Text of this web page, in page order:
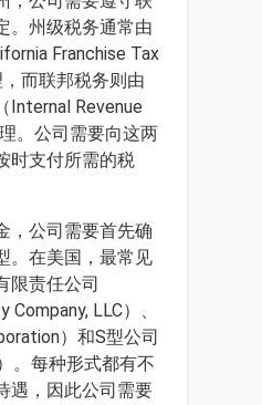
。州级税务通常由
Franchise Tax
而联邦税务则由
Internal Revenue
。公司需要向这两
时支付所需的税
，公司需要首先确
。在美国，最常见
限责任公司
Company, LLC）、
）和S型公司
。每种形式都有不
遇，因此公司需要